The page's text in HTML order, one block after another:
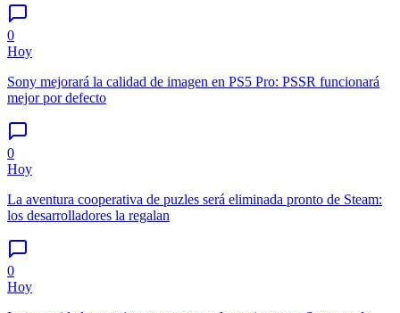
0
Hoy
Sony mejorará la calidad de imagen en PS5 Pro: PSSR funcionará
mejor por defecto
0
Hoy
La aventura cooperativa de puzles será eliminada pronto de Steam:
los desarrolladores la regalan
0
Hoy